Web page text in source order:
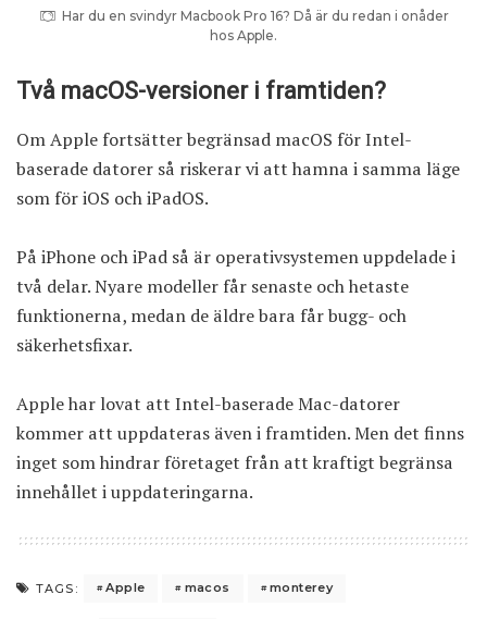
Har du en svindyr Macbook Pro 16? Då är du redan i onåder
hos Apple.
Två macOS-versioner i framtiden?
Om Apple fortsätter begränsad macOS för Intel-
baserade datorer så riskerar vi att hamna i samma läge
som för iOS och iPadOS.
På iPhone och iPad så är operativsystemen uppdelade i
två delar. Nyare modeller får senaste och hetaste
funktionerna, medan de äldre bara får bugg- och
säkerhetsfixar.
Apple har lovat att Intel-baserade Mac-datorer
kommer att uppdateras även i framtiden. Men det finns
inget som hindrar företaget från att kraftigt begränsa
innehållet i uppdateringarna.
TAGS: Apple macos monterey